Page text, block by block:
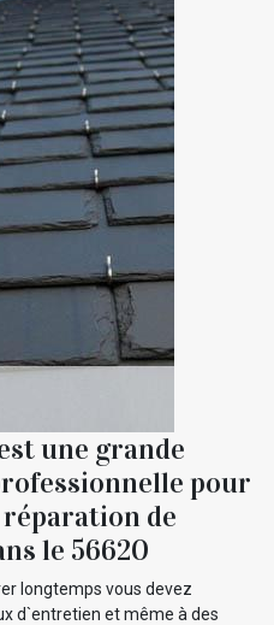
une grande
pour
de
le 56620
longtemps vous devez
d`entretien et même à des